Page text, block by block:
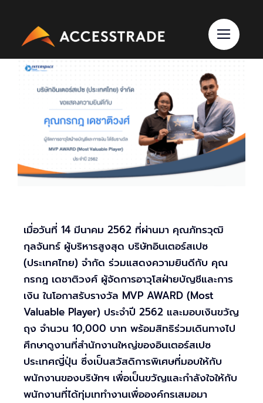
content
เมื่อวันที่ 14 มีนาคม 2562 ที่ผ่านมา คุณภัทรวุฒิ
กุลจันทร์ ผู้บริหารสูงสุด บริษัทอินเตอร์สเปซ
(ประเทศไทย) จำกัด ร่วมแสดงความยินดีกับ คุณ
กรกฎ เดชาติวงศ์ ผู้จัดการอาวุโสฝ่ายบัญชีและการ
เงิน ในโอกาสรับรางวัล MVP AWARD (Most
Valuable Player) ประจำปี 2562 และมอบเงินขวัญ
ถุง จำนวน 10,000 บาท พร้อมสิทธิร่วมเดินทางไป
ศึกษาดูงานที่สำนักงานใหญ่ของอินเตอร์สเปซ
ประเทศญี่ปุ่น ซึ่งเป็นสวัสดิการพิเศษที่มอบให้กับ
พนักงานของบริษัทฯ เพื่อเป็นขวัญและกำลังใจให้กับ
พนักงานที่ได้ทุ่มเททำงานเพื่อองค์กรเสมอมา